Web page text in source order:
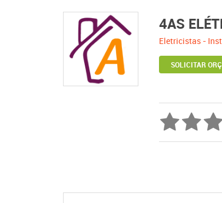
4AS
Eletricistas -
SOLICITAR